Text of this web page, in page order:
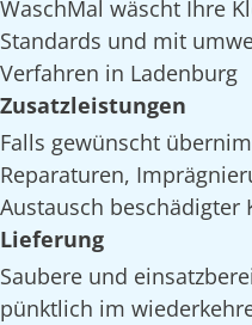
WaschMal wäscht Ihre
Standards und mit
Verfahren in Ladenburg
Zusatzleistungen
Falls gewünscht
Reparaturen,
Austausch beschädigter
Lieferung
Saubere und
pünktlich im